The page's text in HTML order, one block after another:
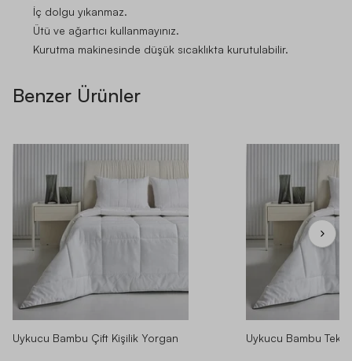
İç dolgu yıkanmaz.
Ütü ve ağartıcı kullanmayınız.
Kurutma makinesinde düşük sıcaklıkta kurutulabilir.
Benzer Ürünler
Uykucu Bambu Çift Kişilik Yorgan Uykucu Bambu Tek